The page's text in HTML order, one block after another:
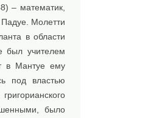
– математик,
Молетти
в области
был учителем
в Мантуе ему
под властью
было